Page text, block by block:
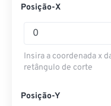
Posição-X
Insira a coordenada x
retângulo de corte
Posição-Y